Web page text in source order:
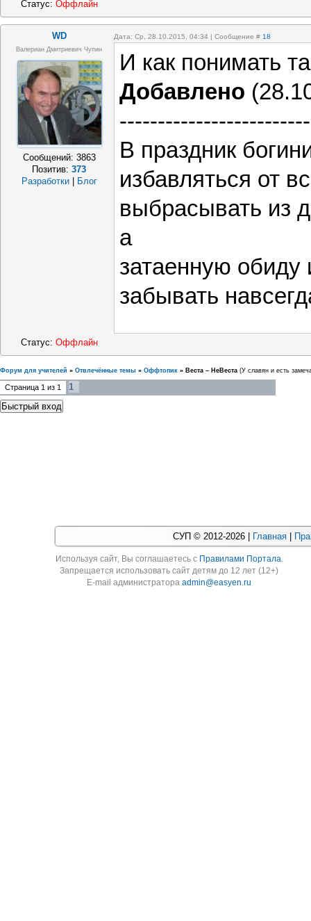
Статус: Оффлайн
WD Дата: Ср, 28.10.2015, 04:34 | Сообщение # 18
Валериан Дмитриевич Чупин
Сообщений: 3863
Позитив:373
Разработки
Блог
И как понимать
Добавлено
В праздник
избавляться от
выбрасывать из
а
затаенную обиду
забывать
Статус: Оффлайн
Форум для учителей » Отвлечённые темы » Оффтопик » Веста – НеВеста (У славян и есть
Страница 1 из 1 1
СУП © 2012-2026 | Главная
Используя cайт, Вы соглашаетесь с Правилами Портала.
Запрещается использовать сайт детям до 12 лет (12+)
E-mail администратораadmin@easyen.ru